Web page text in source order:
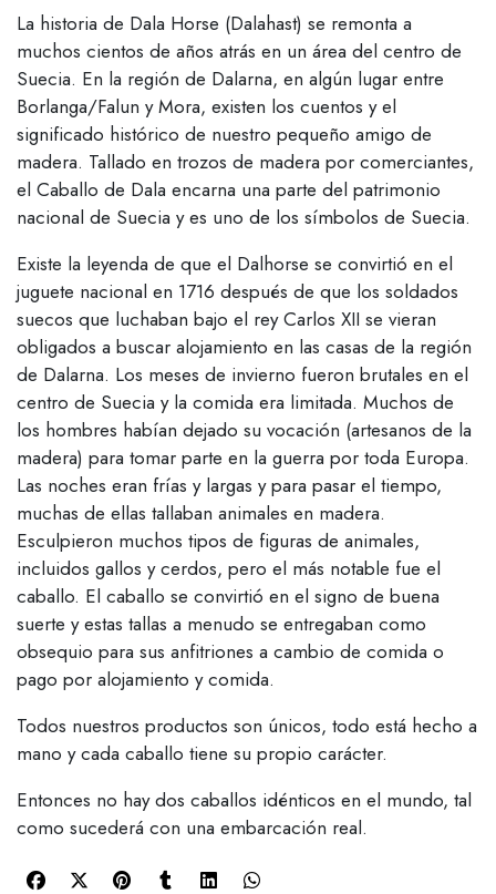
La historia de Dala Horse (Dalahast) se remonta a
muchos cientos de años atrás en un área del centro de
Suecia. En la región de Dalarna, en algún lugar entre
Borlanga/Falun y Mora, existen los cuentos y el
significado histórico de nuestro pequeño amigo de
madera. Tallado en trozos de madera por comerciantes,
el Caballo de Dala encarna una parte del patrimonio
nacional de Suecia y es uno de los símbolos de Suecia.
Existe la leyenda de que el Dalhorse se convirtió en el
juguete nacional en 1716 después de que los soldados
suecos que luchaban bajo el rey Carlos XII se vieran
obligados a buscar alojamiento en las casas de la región
de Dalarna. Los meses de invierno fueron brutales en el
centro de Suecia y la comida era limitada. Muchos de
los hombres habían dejado su vocación (artesanos de la
madera) para tomar parte en la guerra por toda Europa.
Las noches eran frías y largas y para pasar el tiempo,
muchas de ellas tallaban animales en madera.
Esculpieron muchos tipos de figuras de animales,
incluidos gallos y cerdos, pero el más notable fue el
caballo. El caballo se convirtió en el signo de buena
suerte y estas tallas a menudo se entregaban como
obsequio para sus anfitriones a cambio de comida o
pago por alojamiento y comida.
Todos nuestros productos son únicos, todo está hecho a
mano y cada caballo tiene su propio carácter.
Entonces no hay dos caballos idénticos en el mundo, tal
como sucederá con una embarcación real.